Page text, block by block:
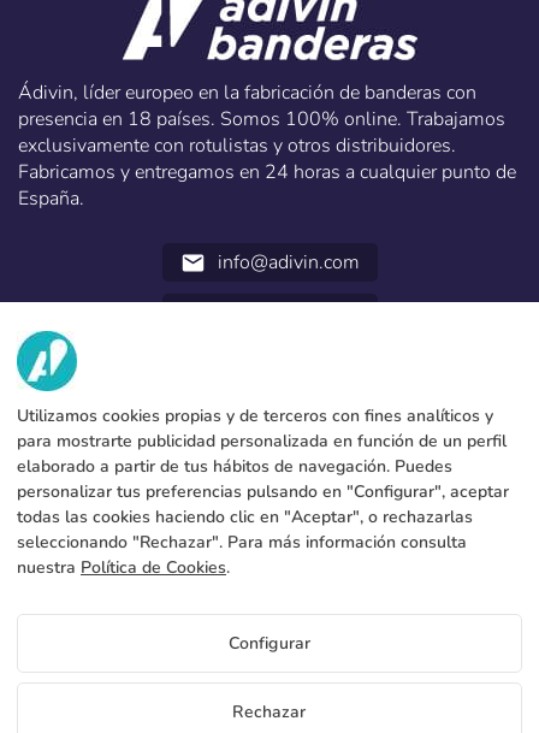
Ádivin, líder europeo en la fabricación de banderas con
presencia en 18 países. Somos 100% online. Trabajamos
exclusivamente con rotulistas y otros distribuidores.
Fabricamos y entregamos en 24 horas a cualquier punto de
España.
email info@adivin.com
NOSOTROS
Fábrica
Contacto
Blog
SERVICIOS
Formas de pago
Produccion y envio
FAQs
DATOS LEGALES
Aviso legal
Condiciones generales de contratación
Politica de cookies
Política de privacidad
ES
Utilizamos cookies propias y de terceros con fines analíticos y
para mostrarte publicidad personalizada en función de un perfil
elaborado a partir de tus hábitos de navegación. Puedes
personalizar tus preferencias pulsando en "Configurar", aceptar
todas las cookies haciendo clic en "Aceptar", o rechazarlas
seleccionando "Rechazar". Para más información consulta
nuestra Política de Cookies.
Configurar
Rechazar